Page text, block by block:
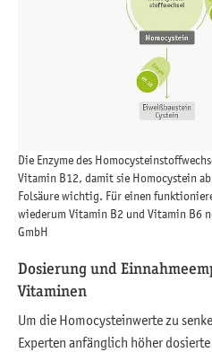
Die Enzyme des
Vitamin B12, damit sie Homocystein
Folsäure wichtig. Für einen
wiederum Vitamin B2 und Vitamin B6
GmbH
Dosierung und
Vitaminen
Um die Homocysteinwerte zu
Experten anfänglich höher